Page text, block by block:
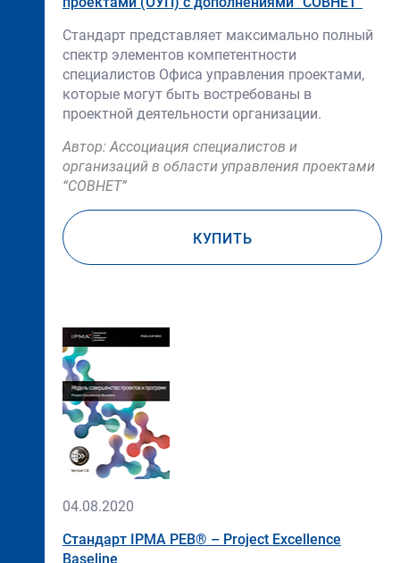
Стандарт представляет максимально полный
спектр элементов компетентности
специалистов Офиса управления проектами,
которые могут быть востребованы в
проектной деятельности организации.
Автор: Ассоциация специалистов и
организаций в области управления проектами
“СОВНЕТ”
КУПИТЬ
изображения
04.08.2020
Стандарт IРМА РЕВ® – Project Excellence
Baseline